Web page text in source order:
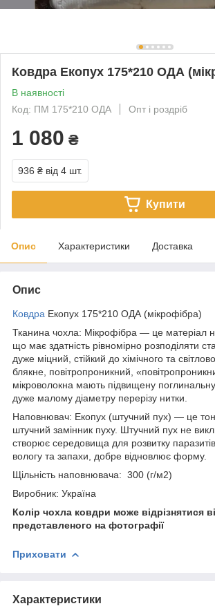
Ковдра Екопух 175*210 ОДА
В наявності
Код: ПМ 175*210 ОДА
Опт і роздріб
1 080 ₴
936 ₴ від 4 шт.
Купити
Опис Характеристики Доставка
Опис
Ковдра Екопух 175*210 ОДА (мікрофібра)
Тканина чохла: Мікрофібра — це матеріал
що має здатність рівномірно розподіляти
дуже міцний, стійкий до хімічного та
блякне, повітропроникний,
мікроволокна мають підвищену поглинальну
дуже малому діаметру перерізу нитки.
Наповнювач: Екопух (штучний пух) — це
штучний замінник пуху. Штучний пух не
створює середовища для розвитку
вологу та запахи, добре відновлює форму.
Щільність наповнювача: 300 (г/м2)
Виробник: Україна
Колір чохла ковдри може відрізнятися
представленого на фотографії
Приховати
Характеристики